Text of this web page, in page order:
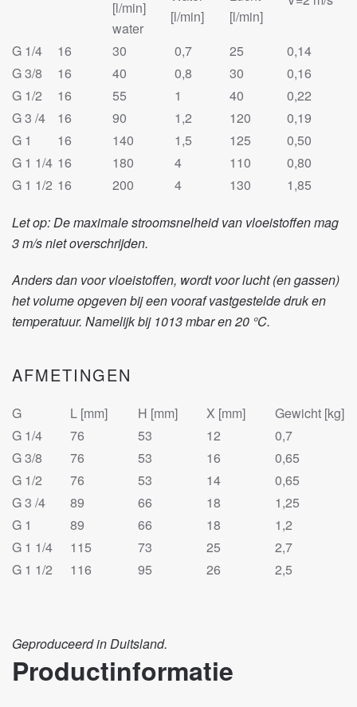
[l/min]
water
[l/min]
[l/min]
G 1/4
16 30 0,7 25
0,14
G 3/8
16 40 0,8 30
0,16
G 1/2
16 55 1 40
0,22
G 3 /4
16 90 1,2 120
0,19
G 1
16 140 1,5 125
0,50
G 1 1/4 16 180 4 110
0,80
G 1 1/2 16 200 4 130 1,85
Let op: De maximale stroomsnelheid van vloeistoffen mag
3 m/s niet overschrijden.
Anders dan voor vloeistoffen, wordt voor lucht (en gassen)
het volume opgeven bij een vooraf vastgestelde druk en
temperatuur. Namelijk bij 1013 mbar en 20 °C.
AFMETINGEN
G L [mm] H [mm] X [mm]
Gewicht [kg]
G 1/4
76 53 12
0,7
G 3/8
76 53 16
0,65
G 1/2
76 53 14
0,65
G 3 /4
89 66 18
1,25
G 1
89 66 18
1,2
G 1 1/4
115 73 25
2,7
G 1 1/2
116 95 26 2,5
Geproduceerd in Duitsland.
Productinformatie